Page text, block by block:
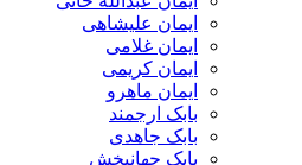
ایمان علیشاهی
ایمان غلامی
ایمان کریمی
ایمان ماهرو
بابک ارجمند
بابک جاهدی
بابک جهانبخش